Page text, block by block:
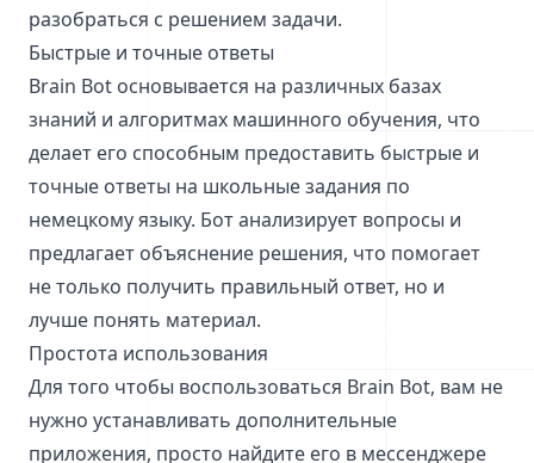
разобраться с решением задачи.
Быстрые и точные ответы
Brain Bot основывается на различных базах
знаний и алгоритмах машинного обучения, что
делает его способным предоставить быстрые и
точные ответы на школьные задания по
немецкому языку. Бот анализирует вопросы и
предлагает объяснение решения, что помогает
не только получить правильный ответ, но и
лучше понять материал.
Простота использования
Для того чтобы воспользоваться Brain Bot, вам не
нужно устанавливать дополнительные
приложения, просто найдите его в мессенджере